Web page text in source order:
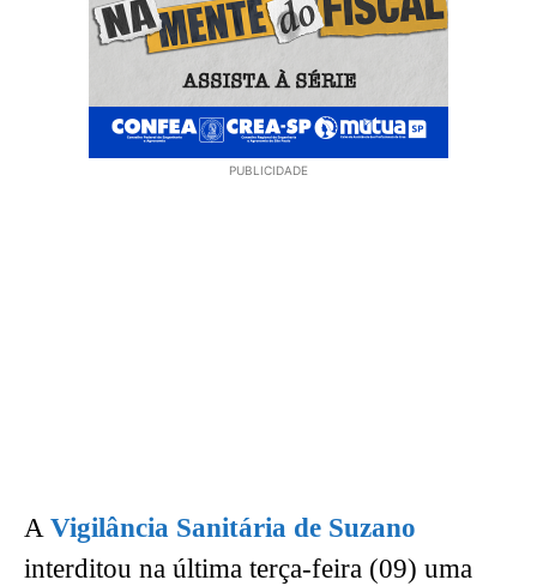
PUBLICIDADE
A Vigilância Sanitária de Suzano
interditou na última terça-feira (09) uma